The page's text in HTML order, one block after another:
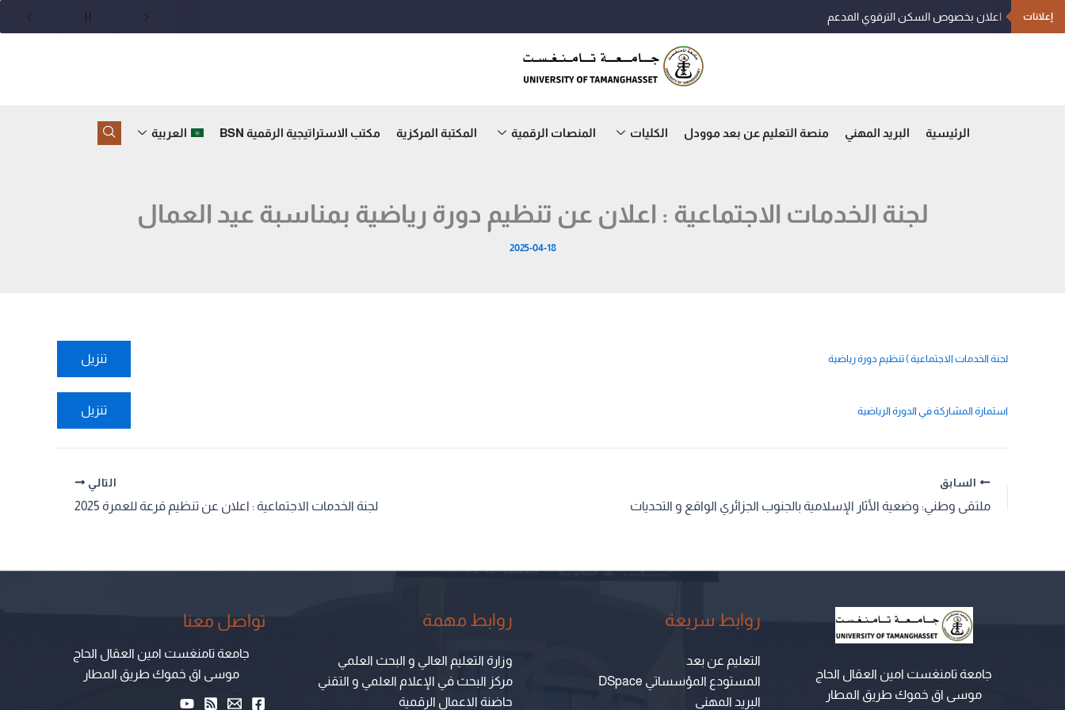
إلى
إعلانات اعلان بخصوص السكن الترقوي المدعم
الرئيسية البريد المهني منصة التعليم عن بعد موودل الكليات المنصات الرقمية المكتبة المركزية مكتب الاستراتيجية الرقمية BSN العربية
لجنة الخدمات الاجتماعية : اعلان عن تنظيم دورة رياضية بمناسبة عيد العمال
2025-04-18
لجنة الخدمات الاجتماعية ) تنظيم دورة رياضية تنزيل
استمارة المشاركة في الدورة الرياضية تنزيل
السابق
ملتقى وطني: وضعية الأثار الإسلامية بالجنوب الجزائري الواقع و التحديات
التالي
لجنة الخدمات الاجتماعية : اعلان عن تنظيم قرعة للعمرة 2025
جامعة تامنغست امين العقال الحاج
موسى اق خموك طريق المطار
روابط سريعة
التعليم عن بعد
المستودع المؤسساتي DSpace
البريد المهني
روابط مهمة
وزارة التعليم العالي و البحث العلمي
مركز البحث في الإعلام العلمي و التقني
حاضنة الاعمال الرقمية
تواصل معنا
جامعة تامنغست امين العقال الحاج
موسى اق خموك طريق المطار